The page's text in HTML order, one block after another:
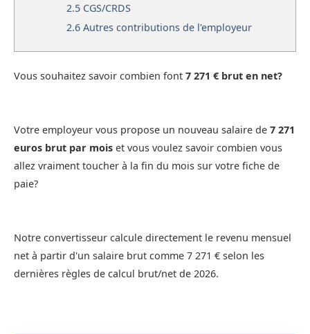
2.5 CGS/CRDS
2.6 Autres contributions de l'employeur
Vous souhaitez savoir combien font 7 271 € brut en net?
Votre employeur vous propose un nouveau salaire de 7 271
euros brut par mois et vous voulez savoir combien vous
allez vraiment toucher à la fin du mois sur votre fiche de
paie?
Notre convertisseur calcule directement le revenu mensuel
net à partir d'un salaire brut comme 7 271 € selon les
dernières règles de calcul brut/net de 2026.